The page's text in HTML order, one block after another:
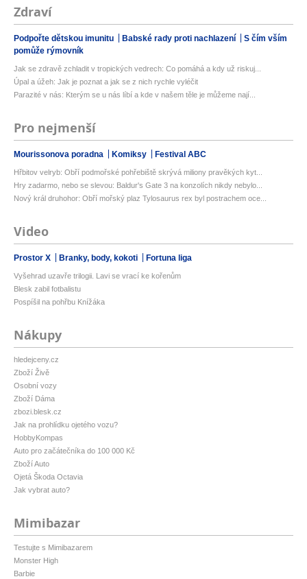
Zdraví
Podpořte dětskou imunitu Babské rady proti nachlazení
S čím vším
pomůže rýmovník
Jak se zdravě zchladit v tropických vedrech: Co pomáhá a kdy už riskuj...
Úpal a úžeh: Jak je poznat a jak se z nich rychle vyléčit
Parazité v nás: Kterým se u nás líbí a kde v našem těle je můžeme nají...
Pro nejmenší
Mourissonova poradna Komiksy Festival ABC
Hřbitov velryb: Obří podmořské pohřebiště skrývá miliony pravěkých kyt...
Hry zadarmo, nebo se slevou: Baldur's Gate 3 na konzolích nikdy nebylo...
Nový král druhohor: Obří mořský plaz Tylosaurus rex byl postrachem oce...
Video
Prostor X Branky, body, kokoti Fortuna liga
Vyšehrad uzavře trilogii. Lavi se vrací ke kořenům
Blesk zabil fotbalistu
Pospíšil na pohřbu Knížáka
Nákupy
hledejceny.cz
Zboží Živě
Osobní vozy
Zboží Dáma
zbozi.blesk.cz
Jak na prohlídku ojetého vozu?
HobbyKompas
Auto pro začátečníka do 100 000 Kč
Zboží Auto
Ojetá Škoda Octavia
Jak vybrat auto?
Mimibazar
Testujte s Mimibazarem
Monster High
Barbie